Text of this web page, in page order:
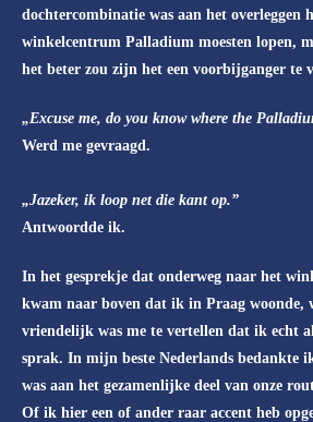
dochtercombinatie was aan het overleggen
winkelcentrum Palladium moesten lopen,
het beter zou zijn het een voorbijganger te
„Excuse me, do you know where the
Werd me gevraagd.
„Jazeker, ik loop net die kant op.”
Antwoordde ik.
In het gesprekje dat onderweg naar het
kwam naar boven dat ik in Praag woonde,
vriendelijk was me te vertellen dat ik echt
sprak. In mijn beste Nederlands bedankte
was aan het gezamenlijke deel van onze
Of ik hier een of ander raar accent heb